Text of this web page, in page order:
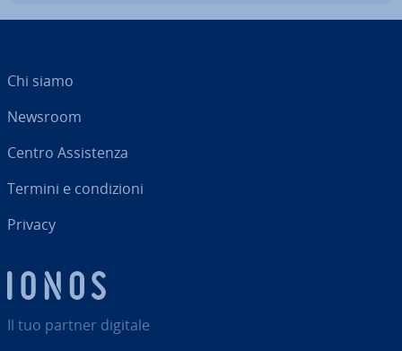
Il tuo partner digitale
Chi siamo
Newsroom
Centro As­si­sten­za
Termini e con­di­zio­ni
Privacy